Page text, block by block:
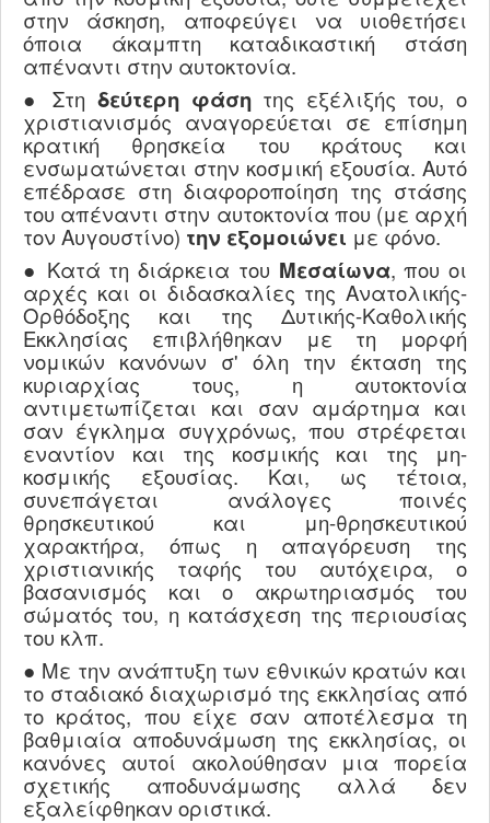
στην άσκηση, αποφεύγει να υιοθετήσει
όποια άκαμπτη καταδικαστική στάση
απέναντι στην αυτοκτονία.
● Στη δεύτερη φάσητης εξέλιξής του, ο
χριστιανισμός αναγορεύεται σε επίσημη
κρατική θρησκεία του κράτους και
ενσωματώνεται στην κοσμική εξουσία. Αυτό
επέδρασε στη διαφοροποίηση της στάσης
του απέναντι στην αυτοκτονία που (με αρχή
τον Αυγουστίνο) την εξομοιώνει με φόνο.
● Κατά τη διάρκεια του Μεσαίωνα, που οι
αρχές και οι διδασκαλίες της Ανατολικής-
Ορθόδοξης και της Δυτικής-Καθολικής
Εκκλησίας επιβλήθηκαν με τη μορφή
νομικών κανόνων σ' όλη την έκταση της
κυριαρχίας τους, η αυτοκτονία
αντιμετωπίζεται και σαν αμάρτημα και
σαν έγκλημα συγχρόνως, που στρέφεται
εναντίον και της κοσμικής και της μη-
κοσμικής εξουσίας. Και, ως τέτοια,
συνεπάγεται ανάλογες ποινές
θρησκευτικού και μη-θρησκευτικού
χαρακτήρα, όπως η απαγόρευση της
χριστιανικής ταφής του αυτόχειρα, ο
βασανισμός και ο ακρωτηριασμός του
σώματός του, η κατάσχεση της περιουσίας
του κλπ.
● Με την ανάπτυξη των εθνικών κρατών και
το σταδιακό διαχωρισμό της εκκλησίας από
το κράτος, που είχε σαν αποτέλεσμα τη
βαθμιαία αποδυνάμωση της εκκλησίας, οι
κανόνες αυτοί ακολούθησαν μια πορεία
σχετικής αποδυνάμωσης αλλά δεν
εξαλείφθηκαν οριστικά.